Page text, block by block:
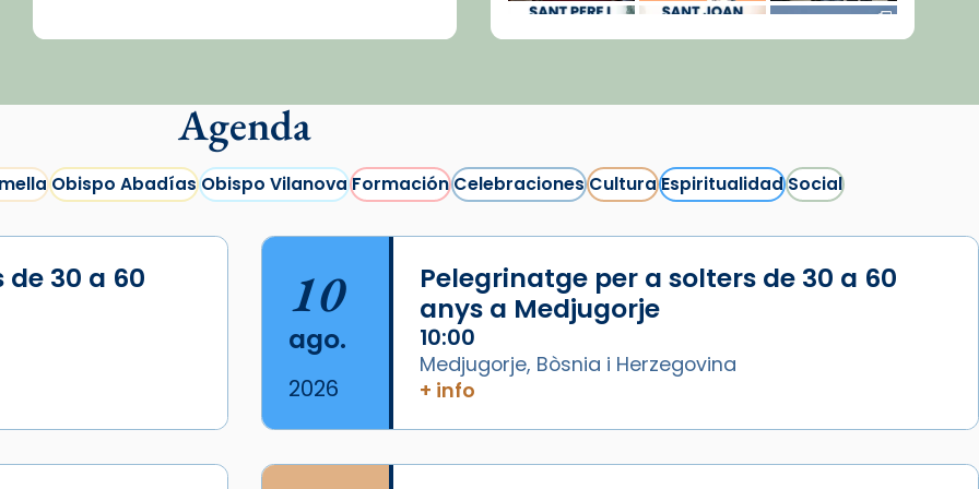
Cargar más...
Agenda
Obispo AbadíasObispo VilanovaFormaciónCelebracionesCulturaEspiritualidadSocial
30 a 60
10
ago.
2026
Pelegrinatge per a solters de 30 a 60
anys a Medjugorje
10:00
Medjugorje, Bòsnia i Herzegovina
+ info